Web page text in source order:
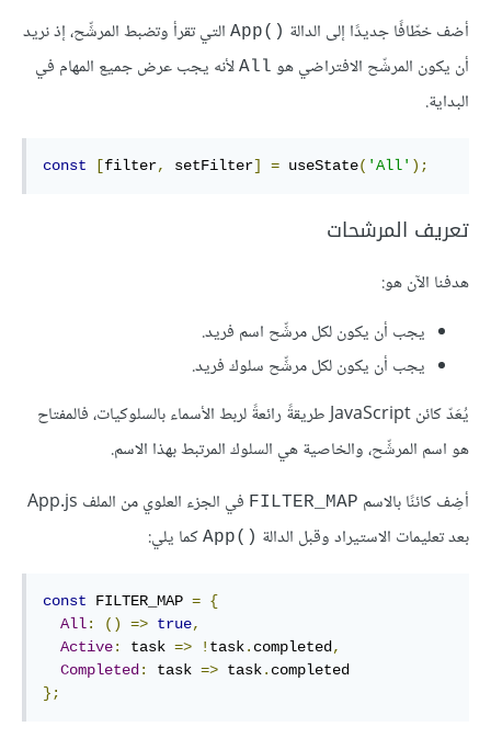
أضف خطّافًا جديدًا إلى الدالة App()‎ التي تقرأ وتضبط المرشِّح، إذ نريد
أن يكون المرشّح الافتراضي هو All لأنه يجب عرض جميع المهام في
البداية.
const [filter, setFilter] = useState( 'All' );
تعريف المرشحات
هدفنا الآن هو:
يجب أن يكون لكل مرشِّح اسم فريد.
يجب أن يكون لكل مرشِّح سلوك فريد.
يُعَدّ كائن JavaScript طريقةً رائعةً لربط الأسماء بالسلوكيات، فالمفتاح
هو اسم المرشِّح، والخاصية هي السلوك المرتبط بهذا الاسم.
أضِف كائنًا بالاسم FILTER_MAP
في الجزء العلوي من الملف App.js
بعد تعليمات الاستيراد وقبل الدالة App()‎ كما يلي:
const FILTER_MAP = {
All: () => true,
Active: task => ! task. completed,
Completed: task => task.
};